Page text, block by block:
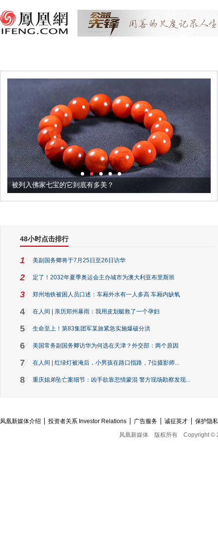
被列入佛家七宝的它到底有多美？
48小时点击排行
1 美副国务卿将于7月25日至26日访华
2 定了！2032年夏季奥运会主办城市为澳大利亚布里斯班
3 郑州地铁被困人员口述：车厢外水有一人多高 车厢内缺氧
4 在人间 | 亲历郑州暴雨：我用皮划艇救了一个孕妇
5 生命至上！第83集团军某旅紧急实施爆破分洪
6 美国常务副国务卿访华为何选在天津？外交部：两个原因
7 在人间 | 红绿灯被淹后，小男孩在路口指路，7位摄影师...
8 重庆姐弟坠亡案细节：凶手欲靠悲情蒙混 警方现场勘察发现...
凤凰新媒体介绍 投资者关系 Investor Relations 广告服务 诚征英才
保护隐
凤凰新媒体
版权所有 Copyright ©